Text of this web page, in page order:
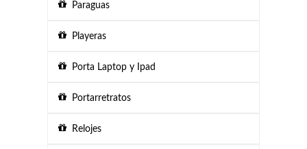
Paraguas
Playeras
Porta Laptop y Ipad
Portarretratos
Relojes